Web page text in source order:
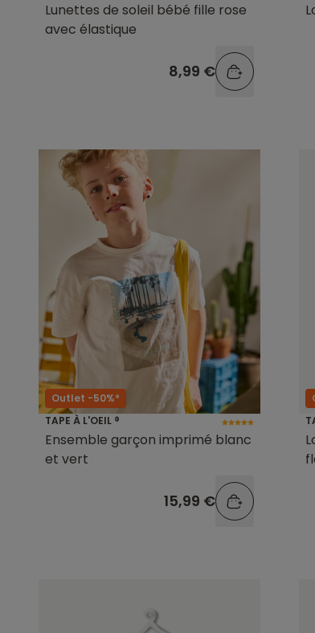
Lunettes de soleil bébé fille rose
avec élastique
8,99 €
Outlet -50%*
TAPE À L'OEIL ®
Ensemble garçon imprimé blanc
et vert
15,99 €